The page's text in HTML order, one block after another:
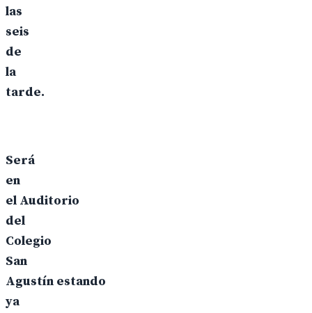
las
seis
de
la
tarde.
Será
en
el Auditorio
del
Colegio
San
Agustín estando
ya